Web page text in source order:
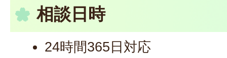
相談日時
24時間365日対応